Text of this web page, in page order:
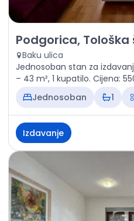
Izdavanje - Stan
Podgorica, Tološka
Baku ulica
Jednosoban stan za
– 43 m², 1 kupatilo. Cijena:
Jednosoban
1
Izdavanje